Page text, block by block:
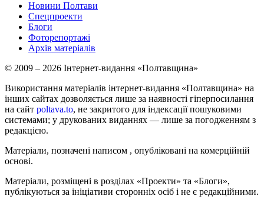
Новини Полтави
Спецпроекти
Блоги
Фоторепортажі
Архів матеріалів
© 2009 – 2026 Інтернет-видання «Полтавщина»
Використання матеріалів інтернет-видання «Полтавщина» на
інших сайтах дозволяється лише за наявності гіперпосилання
на сайт poltava.to, не закритого для індексації пошуковими
системами; у друкованих виданнях — лише за погодженням з
редакцією.
Матеріали, позначені написом , опубліковані на комерційній
основі.
Матеріали, розміщені в розділах «Проекти» та «Блоги»,
публікуються за ініціативи сторонніх осіб і не є редакційними.